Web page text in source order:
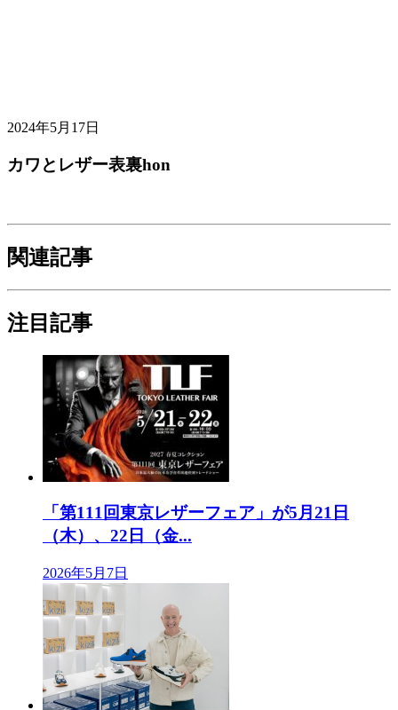
2024年5月17日
カワとレザー表裏hon
関連記事
注目記事
「第111回東京レザーフェア」が5月21日
（木）、22日（金...
2026年5月7日